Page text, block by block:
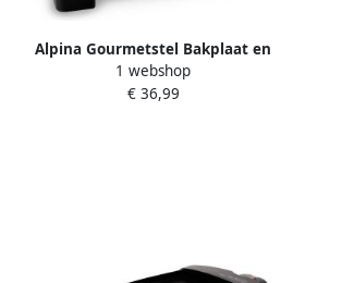
Alpina Gourmetstel Bakplaat en
Steengrill Incl. 8 Spatels en
Raclettepannetjes 1200-1400
1 webshop
€ 36,99